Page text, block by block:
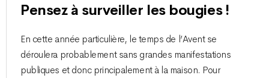
Pensez à surveiller les bougies !
En cette année particulière, le temps de l’Avent se
déroulera probablement sans grandes manifestations
publiques et donc principalement à la maison. Pour